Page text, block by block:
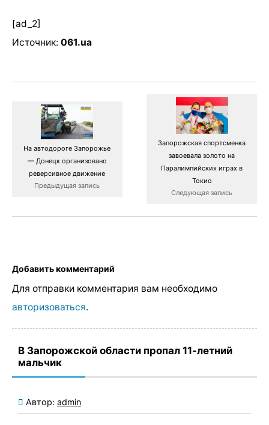
[ad_2]
Источник: 061.ua
На автодороге Запорожье
— Донецк организовано
реверсивное движение
Предыдущая запись
Запорожская спортсменка
завоевала золото на
Паралимпийских играх в
Токио
Следующая запись
Добавить комментарий
Для отправки комментария вам необходимо
авторизоваться.
В Запорожской области пропал 11-летний
мальчик
Автор: admin